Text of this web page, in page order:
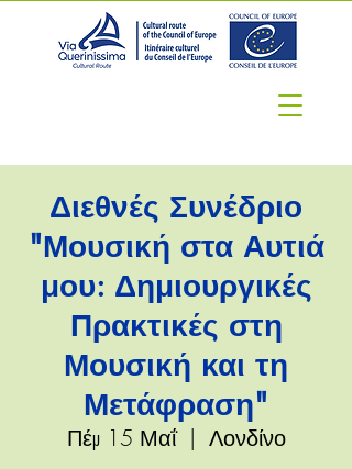
Διεθνές Συνέδριο
"Μουσική στα Αυτιά
μου: Δημιουργικές
Πρακτικές στη
Μουσική και τη
Μετάφραση"
Πέμ 15 Μαΐ
  |
Λονδίνο